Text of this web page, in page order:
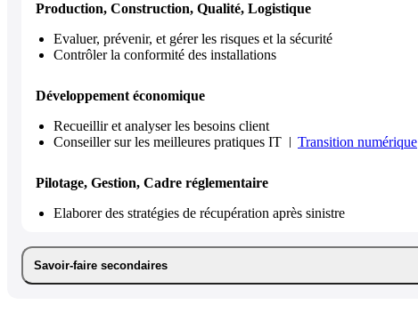
Production, Construction, Qualité, Logistique
Evaluer, prévenir, et gérer les risques et la sécurité
Contrôler la conformité des installations
Développement économique
Recueillir et analyser les besoins client
Conseiller sur les meilleures pratiques IT
Transition numérique
Pilotage, Gestion, Cadre réglementaire
Elaborer des stratégies de récupération après sinistre
Savoir-faire secondaires